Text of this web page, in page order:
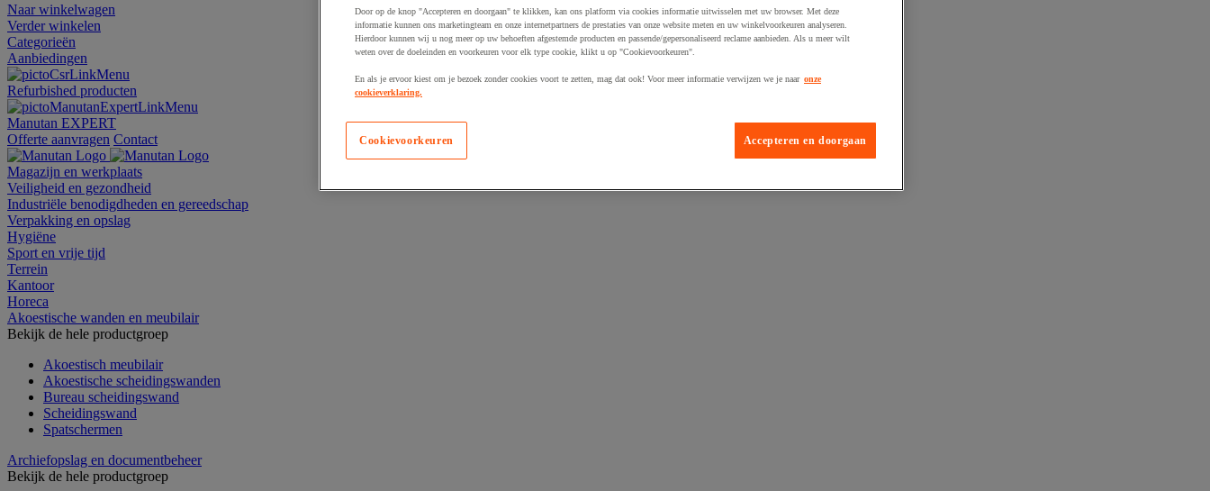
Naar winkelwagen
Verder winkelen
Categorieën
Aanbiedingen
Refurbished producten
Manutan EXPERT
Offerte aanvragen Contact
Magazijn en werkplaats
Veiligheid en gezondheid
Industriële benodigdheden en gereedschap
Verpakking en opslag
Hygiëne
Sport en vrije tijd
Terrein
Kantoor
Horeca
Akoestische wanden en meubilair
Bekijk de hele productgroep
Akoestisch meubilair
Akoestische scheidingswanden
Bureau scheidingswand
Scheidingswand
Spatschermen
Archiefopslag en documentbeheer
Bekijk de hele productgroep
Door op de knop "Accepteren en doorgaan" te klikken, kan ons platform via cookies informatie uitwisselen met uw browser. Met deze
informatie kunnen ons marketingteam en onze internetpartners de prestaties van onze website meten en uw winkelvoorkeuren analyseren.
Hierdoor kunnen wij u nog meer op uw behoeften afgestemde producten en passende/gepersonaliseerd reclame aanbieden. Als u meer wilt
weten over de doeleinden en voorkeuren voor elk type cookie, klikt u op "Cookievoorkeuren".
En als je ervoor kiest om je bezoek zonder cookies voort te zetten, mag dat ook! Voor meer informatie verwijzen we je naar onze
cookieverklaring.
Accepteren en doorgaan
Cookievoorkeuren